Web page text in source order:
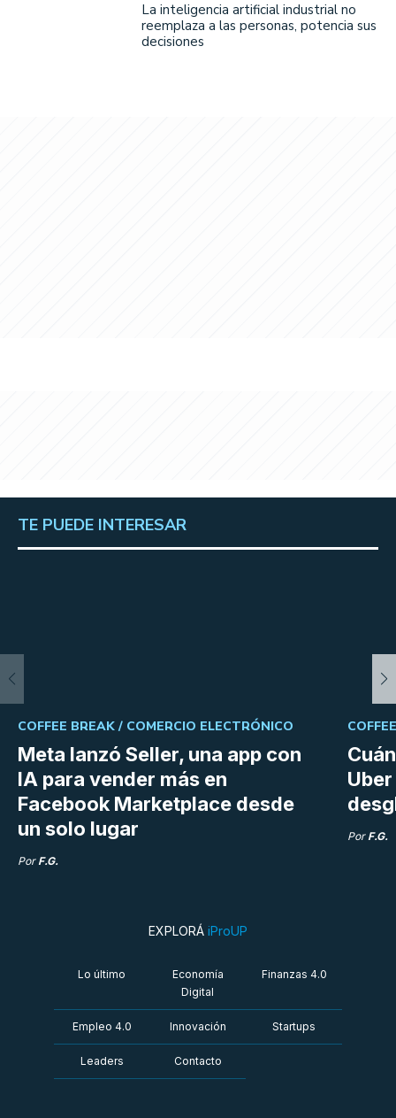
La inteligencia artificial industrial no
reemplaza a las personas, potencia sus
decisiones
TE PUEDE INTERESAR
Meta lanzó Seller, una app con
IA para vender más en
Facebook Marketplace desde
un solo lugar
COFFEE BREAK / COMERCIO ELECTRÓNICO
Por F.G.
Por F.G.
EXPLORÁ iProUP
Lo último
Economía
Digital
Finanzas 4.0
Empleo 4.0 Innovación Startups
Leaders Contacto